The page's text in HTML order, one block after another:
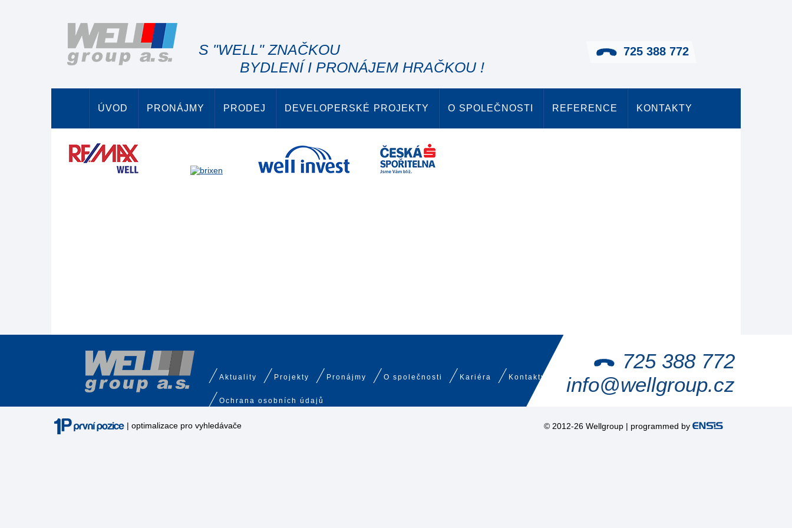
S "WELL" ZNAČKOU
BYDLENÍ I PRONÁJEM HRAČKOU !
725 388 772
ÚVOD PRONÁJMY PRODEJ DEVELOPERSKÉ PROJEKTY O SPOLEČNOSTI REFERENCE KONTAKTY
Aktuality Projekty Pronájmy O společnosti Kariéra Kontakty
Ochrana osobních údajů
725 388 772
info@wellgroup.cz
| optimalizace pro vyhledávače © 2012-26 Wellgroup | programmed by